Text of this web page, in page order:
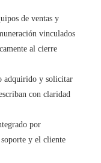
de ventas y
vinculados
al cierre
adquirido y solicitar
con claridad
por
soporte y el cliente